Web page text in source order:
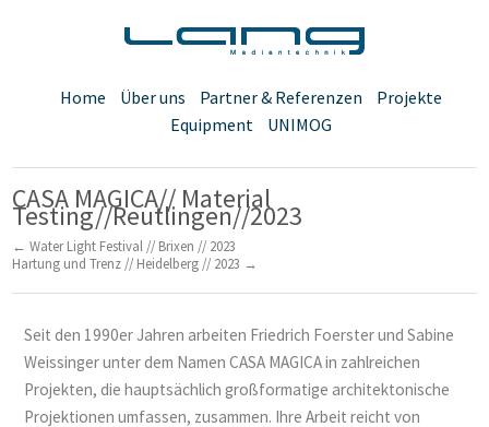
Home Über uns Partner & Referenzen
Projekte
Equipment
UNIMOG
CASA MAGICA// Material
Testing//Reutlingen//2023
← Water Light Festival // Brixen // 2023
Hartung und Trenz // Heidelberg // 2023 →
Seit den 1990er Jahren arbeiten Friedrich Foerster und Sabine
Weissinger unter dem Namen CASA MAGICA in zahlreichen
Projekten, die hauptsächlich großformatige architektonische
Projektionen umfassen, zusammen. Ihre Arbeit reicht von